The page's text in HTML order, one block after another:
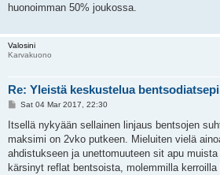
huonoimman 50% joukossa.
Valosini
Karvakuono
Re: Yleistä keskustelua
P
s
Sat 04 Mar 2017, 22:30
Itsellä nykyään sellainen linjaus bentsojen
maksimi on 2vko putkeen. Mieluiten vielä
ahdistukseen ja unettomuuteen sit apu
kärsinyt reflat bentsoista, molemmilla